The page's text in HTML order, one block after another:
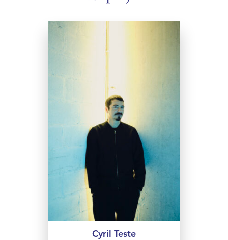
Cyril Teste
désir de rechercher, créer et transmettre
ensemble, de questionner l’individu
simultanément en tant que spectateur du
réel, de la représentation et de la fiction.
Une écriture collective que Cyril Teste
projette et coordonne en grammaire
commune. Le Collectif a signé à ce jour
une trentaine de créations, performances
filmiques, pièces sonores, installations,
clips et développe le laboratoire nomade
d’arts scéniques, réseau de transmission
transdisciplinaire.